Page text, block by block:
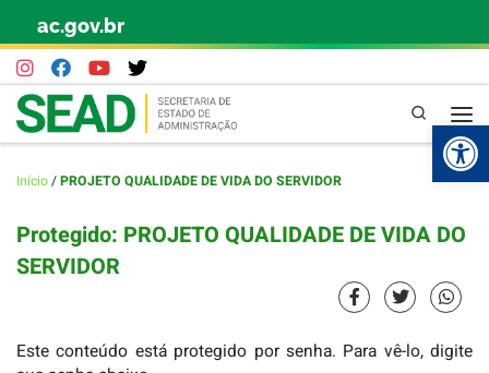
Skip to content
ac.gov.br
Pesquisa
Início/PROJETO QUALIDADE DE VIDA DO SERVIDOR
Protegido: PROJETO QUALIDADE DE VIDA DO
SERVIDOR
Este conteúdo está protegido por senha. Para vê-lo, digite